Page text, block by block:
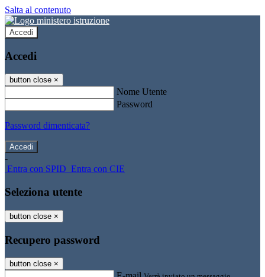
Salta al contenuto
Accedi
Accedi
button close ×
Nome Utente
Password
Password dimenticata?
-
Entra con SPID Entra con CIE
Seleziona utente
button close ×
Recupero password
button close ×